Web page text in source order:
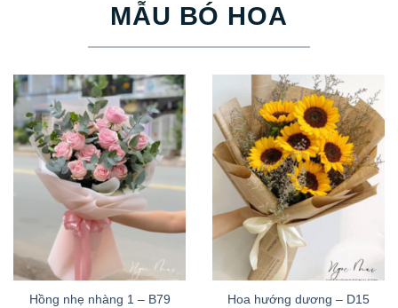
MẪU BÓ HOA
Hồng nhẹ nhàng 1 – B79
Hoa hướng dương – D15